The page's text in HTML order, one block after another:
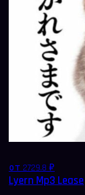
от 2729.8 ₽
Lyern Mp3 Lease